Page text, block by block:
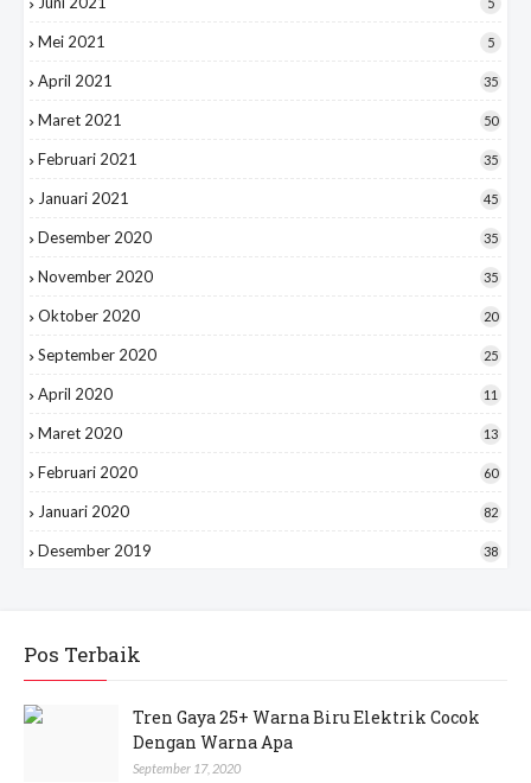
Mei 2021 5
April 2021 35
Maret 2021 50
Februari 2021 35
Januari 2021 45
Desember 2020 35
November 2020 35
Oktober 2020 20
September 2020 25
April 2020 11
Maret 2020 13
Februari 2020 60
Januari 2020 82
Desember 2019 38
Pos Terbaik
Tren Gaya 25+ Warna Biru Elektrik Cocok
Dengan Warna Apa
September 17, 2020